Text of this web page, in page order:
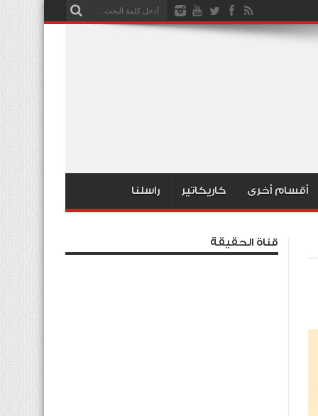
أقسام أخرى كاريكاتير راسلنا
قناة الحقيقة